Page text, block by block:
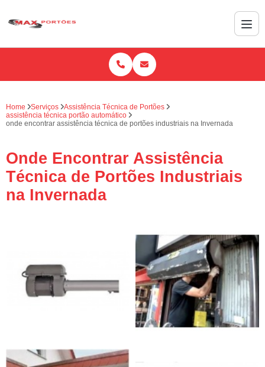
Home Serviços
Assistência Técnica de Portões
assistência técnica portão automático
onde encontrar assistência técnica de portões industriais na Invernada
Onde Encontrar Assistência
Técnica de Portões Industriais
na Invernada